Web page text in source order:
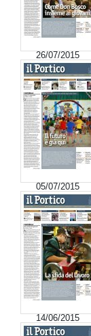
26/07/2015
05/07/2015
14/06/2015